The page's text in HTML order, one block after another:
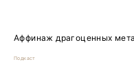
Аффинаж драгоценных
Подкаст